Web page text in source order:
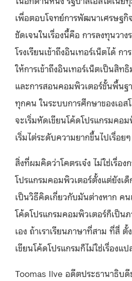
เพื่อตอบโจทย์การพัฒนาเศรษฐกิ
ชัดเจนในเรื่องนี้คือ การลงทุนวาง
โรงเรียนเข้าถึงอินเทอร์เน็ตได้ ก
ให้การเข้าถึงอินเทอร์เน็ตเป็นสิ
และการสอนคอมพิวเตอร์ขั้นพื้นฐ
ทุกคน ในระบบการศึกษาของเอส
จะเริ่มหัดเขียนโค้ดโปรแกรมคอ
เริ่มไต่ระดับความยากขึ้นไปเรื่อย
สิ่งที่ผมคิดว่าโคตรเจ๋ง ไม่ใช่เรื่อง
โปรแกรมคอมพิวเตอร์ตั้งแต่ยังเ
เป็นวิธีคิดเกี่ยวกับมันต่างหาก คน
โค้ดโปรแกรมคอมพิวเตอร์ก็เป็น
เอง ถ้าเราเรียนภาษาที่สาม ที่สี่ ตั้
เขียนโค้ดโปรแกรมก็ไม่ใช่เรื่องแป
Toomas Ilve อดีตประธานาธิบดี